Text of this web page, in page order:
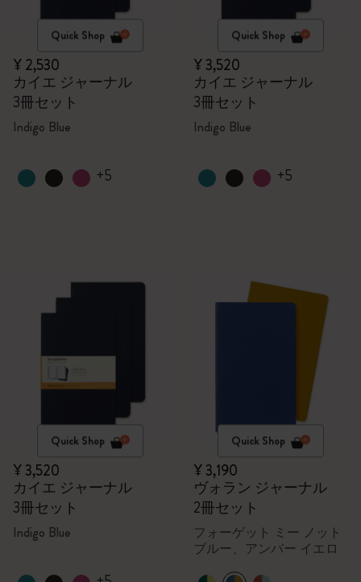
Quick Shop
¥ 2,530
カイエ ジャーナル
3冊セット
Indigo Blue
+5
Quick Shop
¥ 3,520
カイエ ジャーナル
3冊セット
Indigo Blue
+5
Quick Shop
¥ 3,520
カイエ ジャーナル
3冊セット
Indigo Blue
Quick Shop
¥ 3,190
ヴォラン ジャーナル
2冊セット
フォーゲット ミー ノット
ブルー、アンバー イエロ